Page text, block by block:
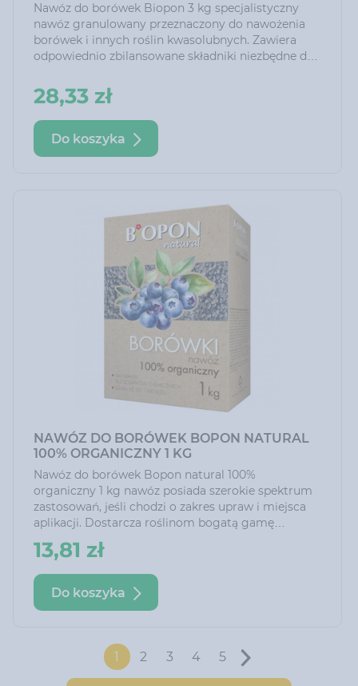
Nawóz do borówek Biopon 3 kg specjalistyczny
nawóz granulowany przeznaczony do nawożenia
borówek i innych roślin kwasolubnych. Zawiera
odpowiednio zbilansowane składniki niezbędne do
systematyczne stosowanie zapewnia idealne
warunki rozwoju roślin. Zawartość potasu
gwarantuje obfite owocowanie.
28,33 zł
Do koszyka
NAWÓZ DO BORÓWEK BOPON NATURAL
100% ORGANICZNY 1 KG
Nawóz do borówek Bopon natural 100%
organiczny 1 kg nawóz posiada szerokie spektrum
zastosowań, jeśli chodzi o zakres upraw i miejsca
aplikacji. Dostarcza roślinom bogatą gamę
niezbędnych pierwiastków. Pobudza życie
biologiczne gleby, poprawia jej strukturę i zwiększa
w niej zawartość składników odżywczych. Może
być stosowany zarówno do roślin rosnących w
gruncie, jak i tych uprawianych pod osłonami.
13,81 zł
Do koszyka
1 2 3 4 5